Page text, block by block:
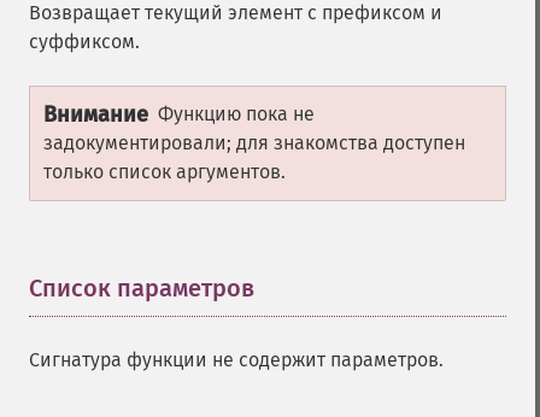
Возвращает текущий элемент с префиксом и
суффиксом.
Внимание Функцию пока не
задокументировали; для знакомства доступен
только список аргументов.
Список параметров
Сигнатура функции не содержит параметров.